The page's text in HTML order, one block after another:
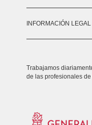
INFORMACIÓN LEGAL
Trabajamos
de las profesionales